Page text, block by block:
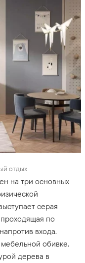
отдых
на три основных
серая
по
входа.
мебельной обивке.
дерева в